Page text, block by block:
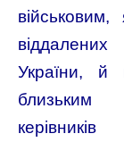
України, й